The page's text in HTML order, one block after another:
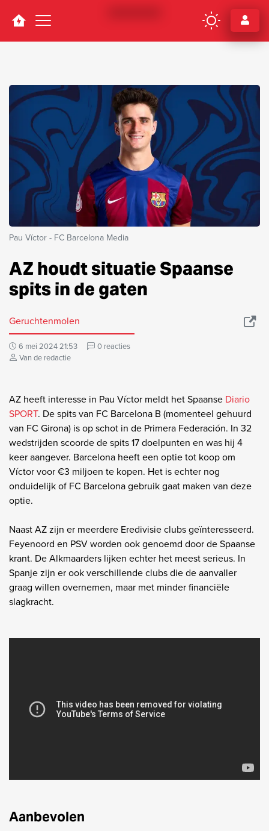
Navigation
Pau Víctor - FC Barcelona Media
AZ houdt situatie Spaanse
spits in de gaten
Geruchtenmolen
6 mei 2024 21:53
0 reacties
Van de redactie
AZ heeft interesse in Pau Víctor meldt het Spaanse Diario
SPORT. De spits van FC Barcelona B (momenteel gehuurd
van FC Girona) is op schot in de Primera Federación. In 32
wedstrijden scoorde de spits 17 doelpunten en was hij 4
keer aangever. Barcelona heeft een optie tot koop om
Víctor voor €3 miljoen te kopen. Het is echter nog
onduidelijk of FC Barcelona gebruik gaat maken van deze
optie.
Naast AZ zijn er meerdere Eredivisie clubs geïnteresseerd.
Feyenoord en PSV worden ook genoemd door de Spaanse
krant. De Alkmaarders lijken echter het meest serieus. In
Spanje zijn er ook verschillende clubs die de aanvaller
graag willen overnemen, maar met minder financiële
slagkracht.
Aanbevolen